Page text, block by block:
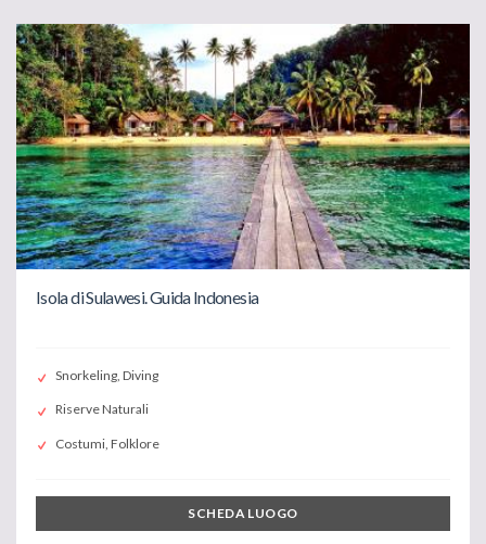
Isola di Sulawesi. Guida Indonesia
Snorkeling, Diving
Riserve Naturali
Costumi, Folklore
SCHEDA LUOGO